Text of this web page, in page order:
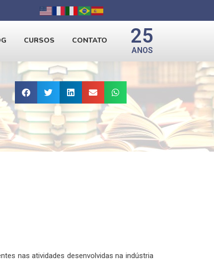
CURSOS CONTATO 25
ANOS
nas atividades desenvolvidas na indústria